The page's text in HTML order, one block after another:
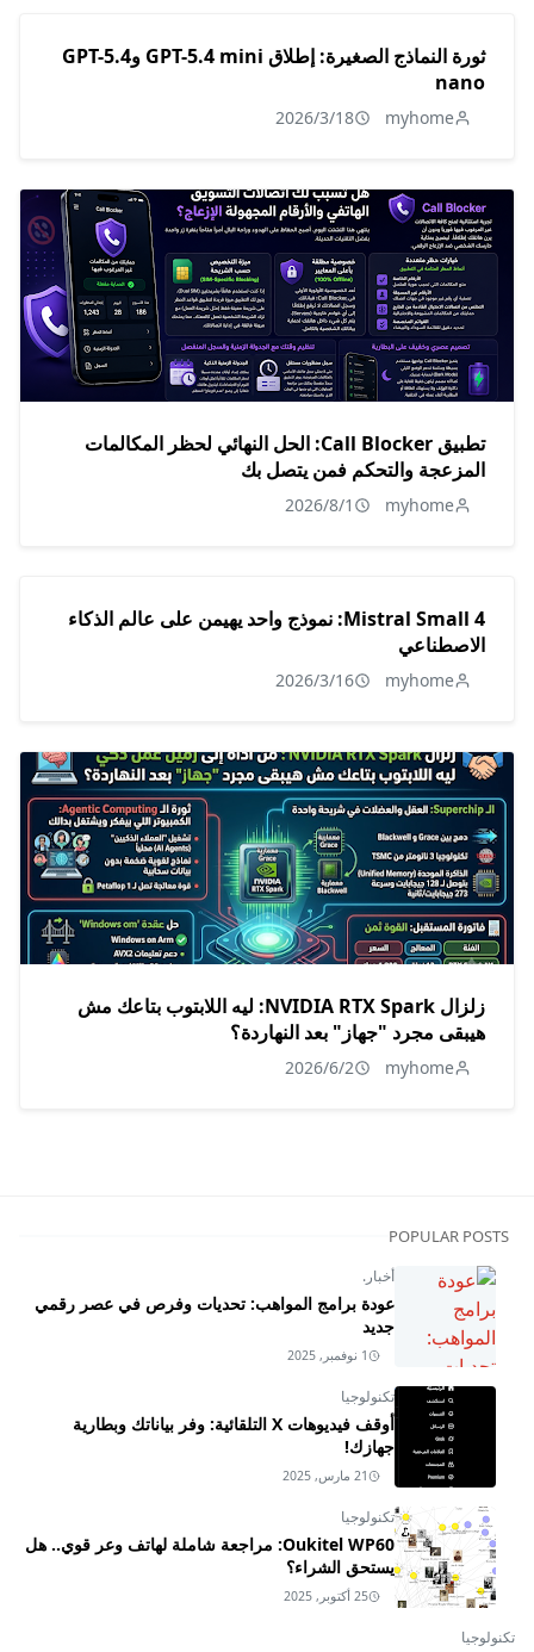
ثورة النماذج الصغيرة: إطلاق GPT-5.4 mini وGPT-5.4
nano
myhome
2026/3/18
تطبيق Call Blocker: الحل النهائي لحظر المكالمات
المزعجة والتحكم فمن يتصل بك
myhome
2026/8/1
Mistral Small 4: نموذج واحد يهيمن على عالم الذكاء
الاصطناعي
myhome
2026/3/16
زلزال NVIDIA RTX Spark: ليه اللابتوب بتاعك مش
هيبقى مجرد "جهاز" بعد النهاردة؟
myhome
2026/6/2
POPULAR POSTS
أخبار.
عودة برامج المواهب: تحديات وفرص في عصر رقمي
جديد
1 نوفمبر, 2025
تكنولوجيا
أوقف فيديوهات X التلقائية: وفر بياناتك وبطارية
جهازك!
21 مارس, 2025
تكنولوجيا
Oukitel WP60: مراجعة شاملة لهاتف وعر قوي.. هل
يستحق الشراء؟
25 أكتوبر, 2025
تكنولوجيا